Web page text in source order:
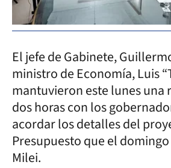
El jefe de Gabinete,
ministro de Economía, Luis
mantuvieron este lunes una
dos horas con los
acordar los detalles del
Presupuesto que el
Milei.